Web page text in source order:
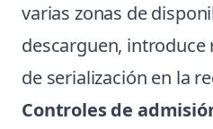
varias zonas de
descarguen, introduce
de serialización en la
Controles de